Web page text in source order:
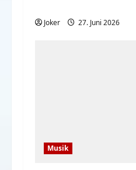
Joker 27. Juni 2026
Musik